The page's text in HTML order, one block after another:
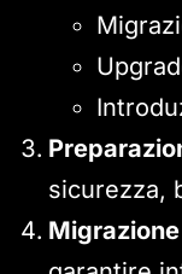
sicurezza,